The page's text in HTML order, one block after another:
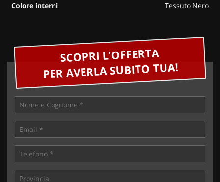
Colore interni
Tessuto Nero
SCOPRI L'OFFERTA
PER AVERLA SUBITO TUA!